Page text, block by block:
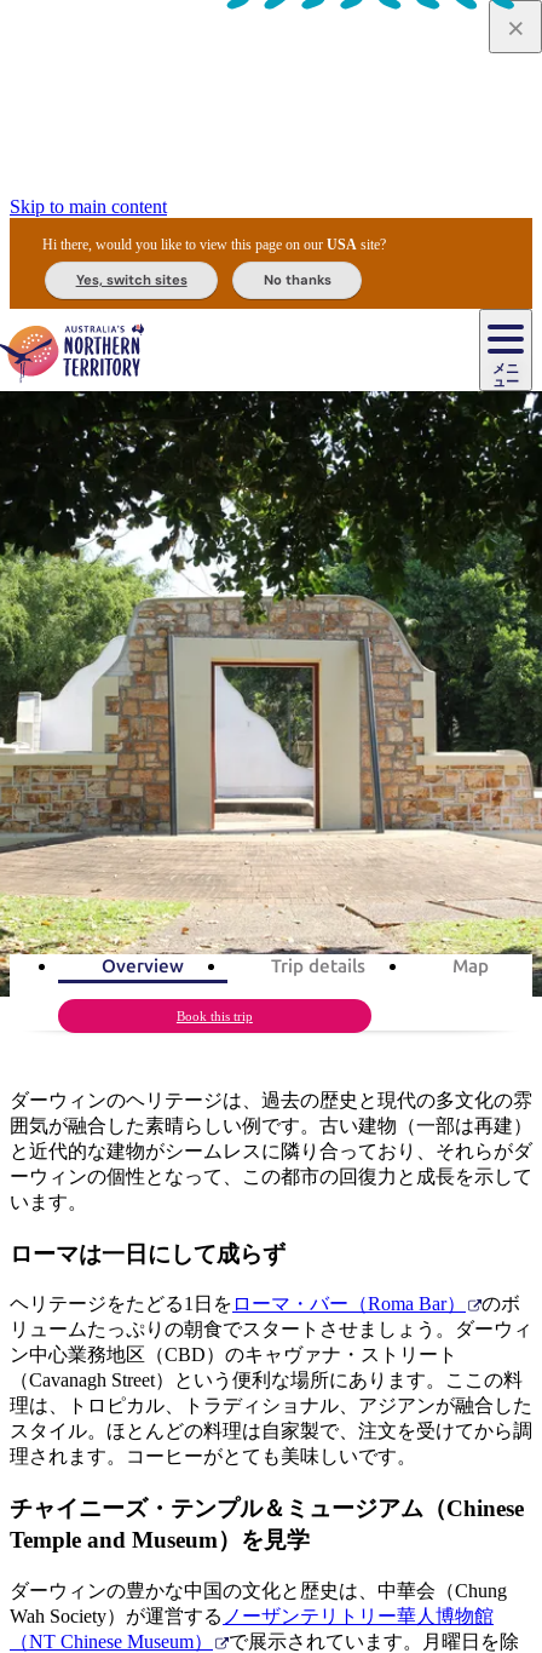
Skip to main content
Hi there, would you like to view this page on ourUSA site?
Yes, switch sites No thanks
メニ
ュー
メ
イ
ン
ナ
ビ
ゲ
ー
シ
ョ
ン
エ
リ
ア
最
も
人
気
が
高
い
場
所
ア
ウ
ト
ク
と
ア
ト
ド
ア
地
域
ご
と
に
散
策
ー
ズ
ロ
ッ
ク
ダ
ー
ィ
ン
ス
ス
プ
リ
ン
グ
ズ
カ
カ
ド
国
立
公
園
フ
ィ
ー
ル
ド
国
立
公
園
ワ
タ
ル
カ
国
立
公
園
テ
ィ
ウ
ィ
諸
島
ニ
ト
ミ
ル
ク
国
立
公
園
ル
/
デ
ビ
ル
ズ・
マ
ー
ブ
ル
ズ
保
護
区
ジ
ジ
ャ/
ウ
ス
ト
マ
ク
ド
ネ
ル
国
立
公
園
ア
ク
テ
ィ
テ
体
験
旅
行
タ
イ
プ
地
で
し
た
こ
と
民
文
化
体
験
ド
＆
ド
ン
ク
バ
ル
と
イ
ベ
ン
ト
ア・
ア
ク
ィ
ビ
テ
ィ
自
然
と
野
生
生
物
歴
史
と
伝
統
釣
り
ラ
グ
ジ
ュ
ア
リ
ー
な
体
験
キ
ャ
ン
ピ
ン
グ
&
グ
ラ
ン
ピ
ン
グ
旅
の
コ
ツ
旅
行
計
画
す
る
計
画
と
予
約
実
用
的
な
情
計
ツ
ー
ル
宿
泊
施
設
ド
同
行
ア
ー
機
関
＆
レ
ン
タ
ル
プ
ラ
ン
オ
フ
ァ
ー
旅程案
ーウィンのヘリテージをた
る1日
1day Total Distance 4km activities
Overview Trip details Map
Book this trip
ダーウィンのヘリテージは、過去の歴史と現代の多文化の雰
囲気が融合した素晴らしい例です。古い建物（一部は再建）
と近代的な建物がシームレスに隣り合っており、それらがダ
ーウィンの個性となって、この都市の回復力と成長を示して
います。
ローマは一日にして成らず
ヘリテージをたどる1日を ローマ・バー（Roma Bar）
のボ
リュームたっぷりの朝食でスタートさせましょう。ダーウィ
ン中心業務地区（CBD）のキャヴァナ・ストリート
（Cavanagh Street）という便利な場所にあります。ここの料
理は、トロピカル、トラディショナル、アジアンが融合した
スタイル。ほとんどの料理は自家製で、注文を受けてから調
理されます。コーヒーがとても美味しいです。
チャイニーズ・テンプル＆ミュージアム（Chinese
Temple and Museum）を見学
ダーウィンの豊かな中国の文化と歴史は、中華会（Chung
Wah Society）が運営する ノーザンテリトリー華人博物館
（NT Chinese Museum）
で展示されています。月曜日を除